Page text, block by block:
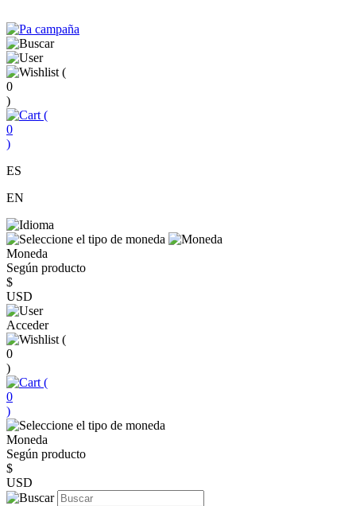
(
0
)
(
0
)
ES
EN
Moneda
Según producto
$
USD
Acceder
(
0
)
(
0
)
Moneda
Según producto
$
USD